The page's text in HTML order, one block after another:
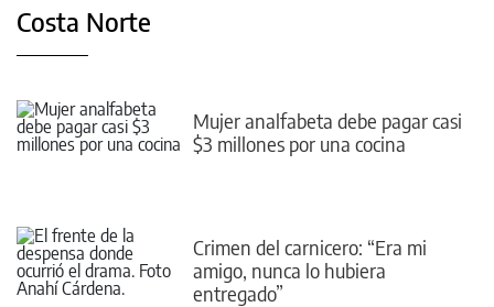
Costa Norte
Mujer analfabeta debe pagar casi
$3 millones por una cocina
Crimen del carnicero: “Era mi
amigo, nunca lo hubiera
entregado”